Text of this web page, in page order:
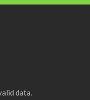
data.